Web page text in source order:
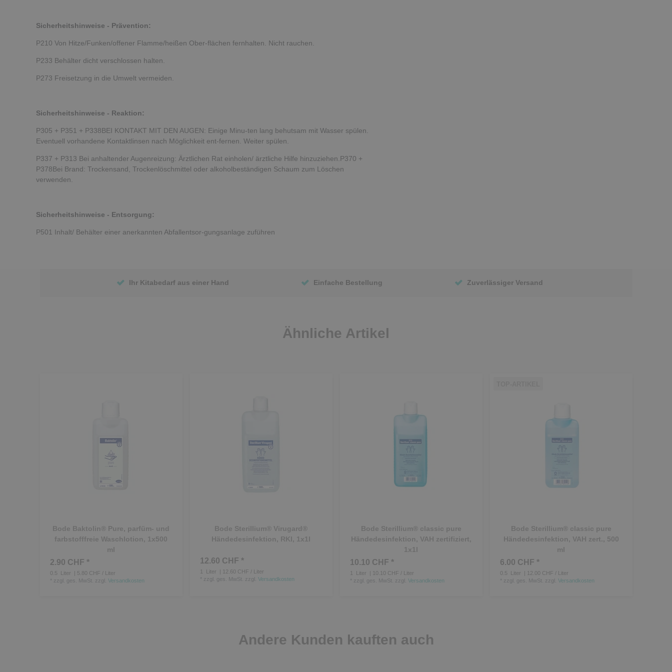
Sicherheitshinweise - Prävention:
P210 Von Hitze/Funken/offener Flamme/heißen Ober-flächen fernhalten. Nicht rauchen.
P233 Behälter dicht verschlossen halten.
P273 Freisetzung in die Umwelt vermeiden.
Sicherheitshinweise - Reaktion:
P305 + P351 + P338BEI KONTAKT MIT DEN AUGEN: Einige Minu-ten lang behutsam mit Wasser spülen.
Eventuell vorhandene Kontaktlinsen nach Möglichkeit ent-fernen. Weiter spülen.
P337 + P313 Bei anhaltender Augenreizung: Ärztlichen Rat einholen/ ärztliche Hilfe hinzuziehen.P370 +
P378Bei Brand: Trockensand, Trockenlöschmittel oder alkoholbeständigen Schaum zum Löschen
verwenden.
Sicherheitshinweise - Entsorgung:
P501 Inhalt/ Behälter einer anerkannten Abfallentsor-gungsanlage zuführen
Ihr Kitabedarf aus einer Hand Einfache Bestellung Zuverlässiger Versand
Ähnliche Artikel
Bode Baktolin® Pure, parfüm- und
farbstofffreie Waschlotion, 1x500
ml
2.90 CHF *
0.5 Liter
| 5.80 CHF / Liter
zzgl. ges. MwSt. zzgl. Versandkosten
Bode Sterillium® Virugard®
Händedesinfektion, RKI, 1x1l
12.60 CHF *
1 Liter
| 12.60 CHF / Liter
zzgl. ges. MwSt. zzgl. Versandkosten
Bode Sterillium® classic pure
Händedesinfektion, VAH zertifiziert,
1x1l
10.10 CHF *
1 Liter
| 10.10 CHF / Liter
zzgl. ges. MwSt. zzgl. Versandkosten
Bode Sterillium® classic pure
Händedesinfektion, VAH zert., 500
ml
6.00 CHF *
0.5 Liter
| 12.00 CHF / Liter
zzgl. ges. MwSt. zzgl. Versandkosten
Andere Kunden kauften auch